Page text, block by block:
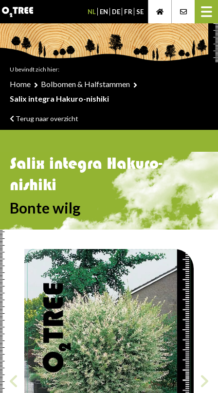
NL EN DE FR SE
U bevindt zich hier:
Home
Bolbomen & Halfstammen
Salix integra Hakuro-nishiki
Terug naar overzicht
Salix integra Hakuro-
nishiki
Bonte wilg